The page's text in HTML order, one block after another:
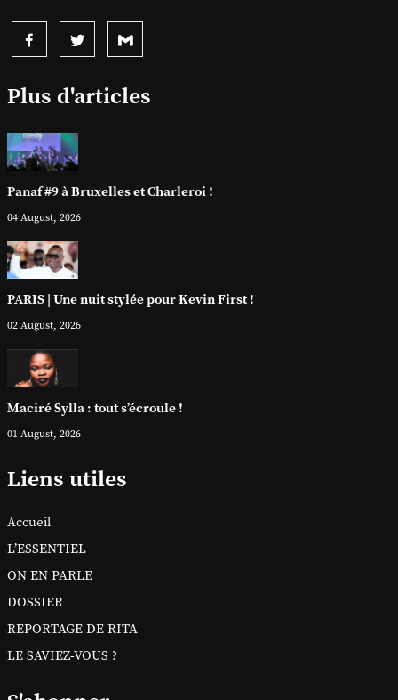
Plus d'articles
Panaf #9 à Bruxelles et Charleroi !
04 August, 2026
PARIS | Une nuit stylée pour Kevin First !
02 August, 2026
Maciré Sylla : tout s’écroule !
01 August, 2026
Liens utiles
Accueil
L’ESSENTIEL
ON EN PARLE
DOSSIER
REPORTAGE DE RITA
LE SAVIEZ-VOUS ?